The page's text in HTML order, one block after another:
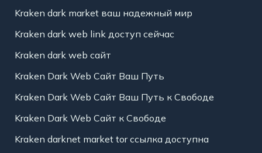
Kraken dark market ваш надежный мир
Kraken dark web link доступ сейчас
Kraken dark web сайт
Kraken Dark Web Сайт Ваш Путь
Kraken Dark Web Сайт Ваш Путь к Свободе
Kraken Dark Web Сайт к Свободе
Kraken darknet market tor ссылка доступна